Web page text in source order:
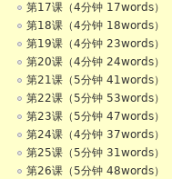
第17课（4分钟 17words）
第18课（4分钟 18words）
第19课（4分钟 23words）
第20课（4分钟 24words）
第21课（5分钟 41words）
第22课（5分钟 53words）
第23课（5分钟 47words）
第24课（4分钟 37words）
第25课（5分钟 31words）
第26课（5分钟 48words）